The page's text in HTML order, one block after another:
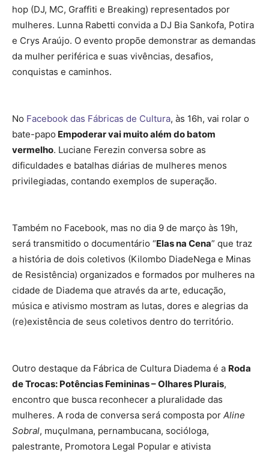
hop (DJ, MC, Graffiti e Breaking) representados por
mulheres. Lunna Rabetti convida a DJ Bia Sankofa, Potira
e Crys Araújo. O evento propõe demonstrar as demandas
da mulher periférica e suas vivências, desafios,
conquistas e caminhos.
No Facebook das Fábricas de Cultura, às 16h, vai rolar o
bate-papo Empoderar vai muito além do batom
vermelho. Luciane Ferezin conversa sobre as
dificuldades e batalhas diárias de mulheres menos
privilegiadas, contando exemplos de superação.
Também no Facebook, mas no dia 9 de março às 19h,
será transmitido o documentário “Elas na Cena” que traz
a história de dois coletivos (Kilombo DiadeNega e Minas
de Resistência) organizados e formados por mulheres na
cidade de Diadema que através da arte, educação,
música e ativismo mostram as lutas, dores e alegrias da
(re)existência de seus coletivos dentro do território.
Outro destaque da Fábrica de Cultura Diadema é a Roda
de Trocas: Potências Femininas – Olhares Plurais,
encontro que busca reconhecer a pluralidade das
mulheres. A roda de conversa será composta por Aline
Sobral, muçulmana, pernambucana, socióloga,
palestrante, Promotora Legal Popular e ativista